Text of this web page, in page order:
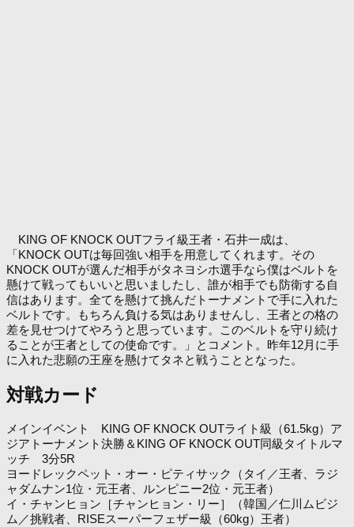
KING OF KNOCK OUTフライ級王者・石井一成は、
「KNOCK OUTは毎回強い相手を用意してくれます。その
KNOCK OUTが選んだ相手がタネヨシホ選手なら僕はベルトを
懸けて戦ってもいいと思いましたし、誰が相手でも防衛する自
信はあります。全てを懸けて挑んだトーナメントで手に入れた
ベルトです。もちろん負ける気はありませんし、王者との格の
差を見せつけてやろうと思っています。このベルトを守り続け
ることが王者としての使命です。」とコメント。昨年12月に手
に入れた悲願の王座を懸けてタネと戦うこととなった。
対戦カード
メインイベント KING OF KNOCK OUTライト級（61.5kg）ア
ジアトーナメント決勝＆KING OF KNOCK OUT同級タイトルマ
ッチ 3分5R
ヨードレックペット・オー・ピティサック（タイ／王者、ラジ
ャダムナン1位・元王者、ルンピニー2位・元王者）
イ・チャンヒョン［チャンヒョン・リー］（韓国／仁川ムビジ
ム／挑戦者、RISEスーパーフェザー級（60kg）王者）